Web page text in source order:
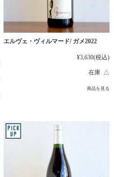
エルヴェ・ヴィルマード/ ガメ2022
¥3,630(税込)
在庫 △
商品を見る